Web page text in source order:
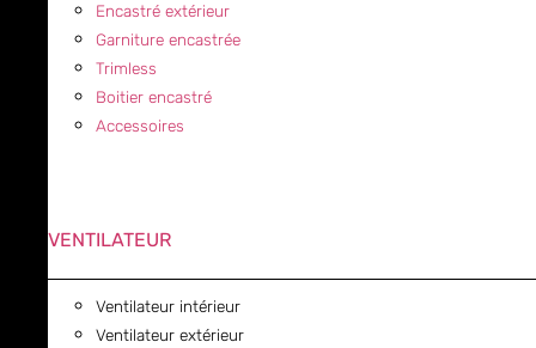
Encastré extérieur
Garniture encastrée
Trimless
Boitier encastré
Accessoires
VENTILATEUR
Ventilateur intérieur
Ventilateur extérieur